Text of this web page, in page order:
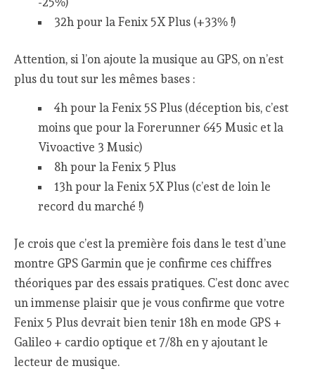
32h pour la Fenix 5X Plus (+33% !)
Attention, si l’on ajoute la musique au GPS, on n’est
plus du tout sur les mêmes bases :
4h pour la Fenix 5S Plus (déception bis, c’est
moins que pour la Forerunner 645 Music et la
Vivoactive 3 Music)
8h pour la Fenix 5 Plus
13h pour la Fenix 5X Plus (c’est de loin le
record du marché !)
Je crois que c’est la première fois dans le test d’une
montre GPS Garmin que je confirme ces chiffres
théoriques par des essais pratiques. C’est donc avec
un immense plaisir que je vous confirme que votre
Fenix 5 Plus devrait bien tenir 18h en mode GPS +
Galileo + cardio optique et 7/8h en y ajoutant le
lecteur de musique.